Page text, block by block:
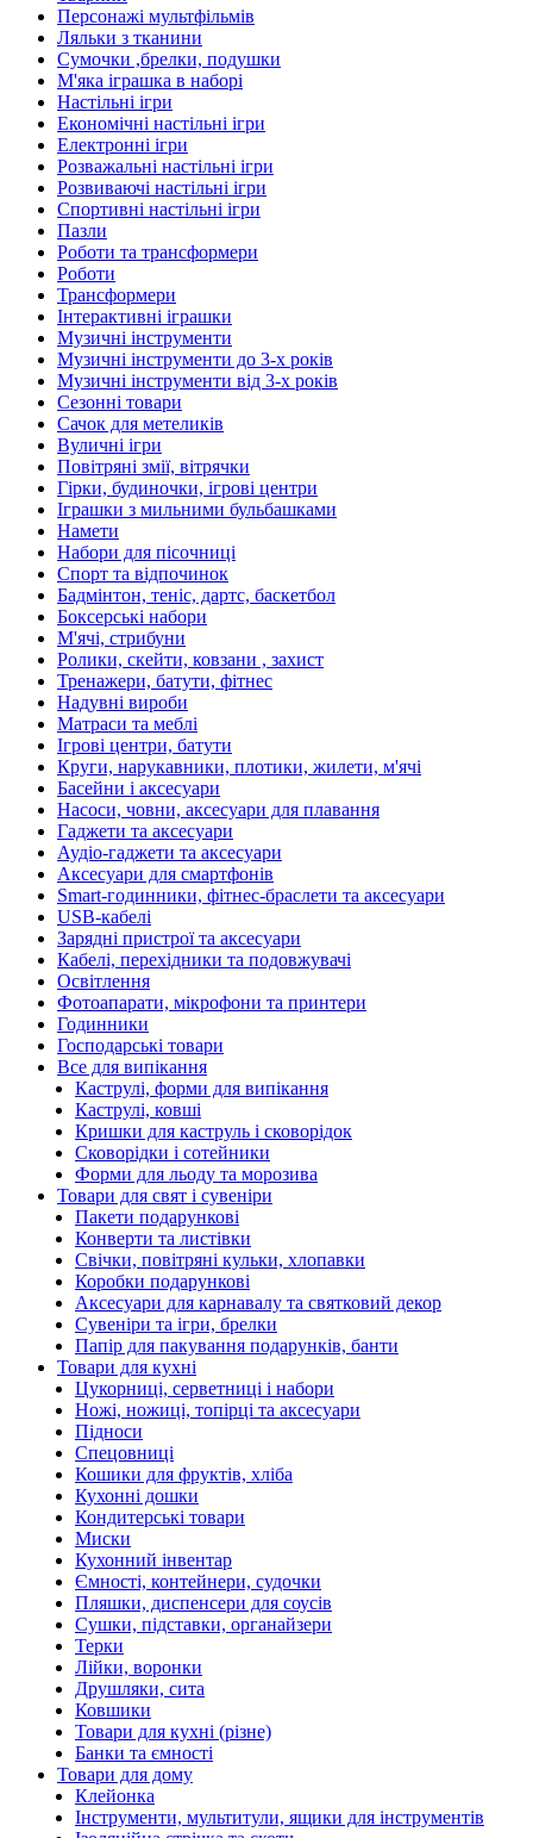
Персонажі мультфільмів
Ляльки з тканини
Сумочки ,брелки, подушки
М'яка іграшка в наборі
Настільні ігри
Економічні настільні ігри
Електронні ігри
Розважальні настільні ігри
Розвиваючі настільні ігри
Спортивні настільні ігри
Пазли
Роботи та трансформери
Роботи
Трансформери
Інтерактивні іграшки
Музичні інструменти
Музичні інструменти до 3-х років
Музичні інструменти від 3-х років
Сезонні товари
Сачок для метеликів
Вуличні ігри
Повітряні змії, вітрячки
Гірки, будиночки, ігрові центри
Іграшки з мильними бульбашками
Намети
Набори для пісочниці
Спорт та відпочинок
Бадмінтон, теніс, дартс, баскетбол
Боксерські набори
М'ячі, стрибуни
Ролики, скейти, ковзани , захист
Тренажери, батути, фітнес
Надувні вироби
Матраси та меблі
Ігрові центри, батути
Круги, нарукавники, плотики, жилети, м'ячі
Басейни і аксесуари
Насоси, човни, аксесуари для плавання
Гаджети та аксесуари
Аудіо-гаджети та аксесуари
Аксесуари для смартфонів
Smart-годинники, фітнес-браслети та аксесуари
USB-кабелі
Зарядні пристрої та аксесуари
Кабелі, перехідники та подовжувачі
Освітлення
Фотоапарати, мікрофони та принтери
Годинники
Господарські товари
Все для випікання
Каструлі, форми для випікання
Каструлі, ковші
Кришки для каструль і сковорідок
Сковорідки і сотейники
Форми для льоду та морозива
Товари для свят і сувеніри
Пакети подарункові
Конверти та листівки
Свічки, повітряні кульки, хлопавки
Коробки подарункові
Аксесуари для карнавалу та святковий декор
Сувеніри та ігри, брелки
Папір для пакування подарунків, банти
Товари для кухні
Цукорниці, серветниці і набори
Ножі, ножиці, топірці та аксесуари
Підноси
Спецовниці
Кошики для фруктів, хліба
Кухонні дошки
Кондитерські товари
Миски
Кухонний інвентар
Ємності, контейнери, судочки
Пляшки, диспенсери для соусів
Сушки, підставки, органайзери
Терки
Лійки, воронки
Друшляки, сита
Ковшики
Товари для кухні (різне)
Банки та ємності
Товари для дому
Клейонка
Інструменти, мультитули, ящики для інструментів